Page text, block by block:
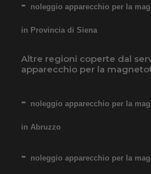
noleggio apparecchio per la
in Provincia di Siena
Altre regioni coperte dal
apparecchio per la
noleggio apparecchio per la
in Abruzzo
noleggio apparecchio per la